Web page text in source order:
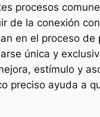
procesos
de la conexión
en el proceso
única y
estímulo y
preciso ayuda a